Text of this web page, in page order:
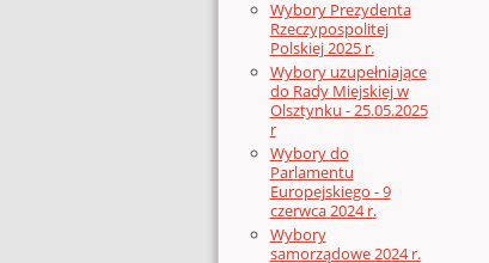
Wybory Prezydenta
Rzeczypospolitej
Polskiej 2025 r.
Wybory uzupełniające
do Rady Miejskiej w
Olsztynku - 25.05.2025
r
Wybory do
Parlamentu
Europejskiego - 9
czerwca 2024 r.
Wybory
samorządowe 2024 r.